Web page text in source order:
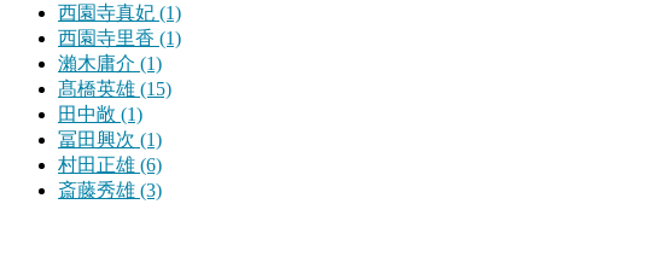
西園寺真妃 (1)
西園寺里香 (1)
瀨木庸介 (1)
髙橋英雄 (15)
田中敞 (1)
冨田興次 (1)
村田正雄 (6)
斎藤秀雄 (3)